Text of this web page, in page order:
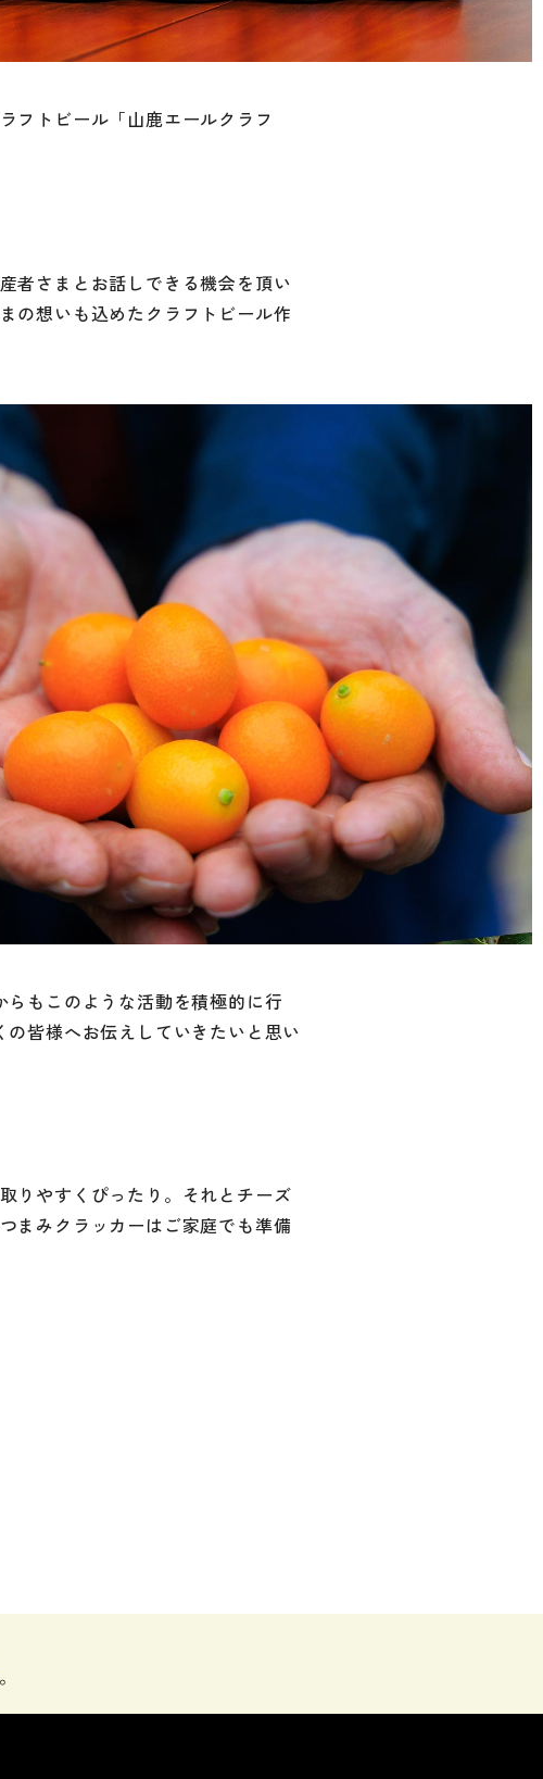
フトビール「山鹿エールクラフ
者さまとお話しできる機会を頂い
の想いも込めたクラフトビール作
もこのような活動を積極的に行
皆様へお伝えしていきたいと思い
りやすくぴったり。それとチーズ
まみクラッカーはご家庭でも準備